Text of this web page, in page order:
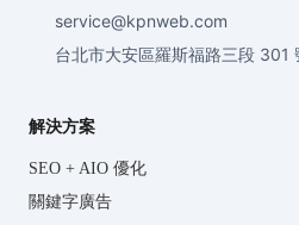
service@kpnweb.com
台北市大安區羅斯福路三段 301
解決方案
SEO + AIO 優化
關鍵字廣告